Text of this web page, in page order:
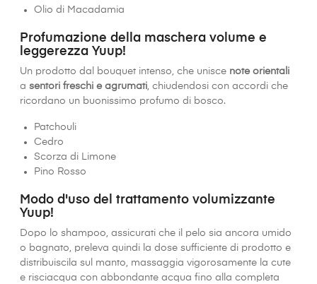
Olio di Macadamia
Profumazione della maschera volume e
leggerezza Yuup!
Un prodotto dal bouquet intenso, che unisce note orientali
a sentori freschi e agrumati, chiudendosi con accordi che
ricordano un buonissimo profumo di bosco.
Patchouli
Cedro
Scorza di Limone
Pino Rosso
Modo d'uso del trattamento volumizzante
Yuup!
Dopo lo shampoo, assicurati che il pelo sia ancora umido
o bagnato, preleva quindi la dose sufficiente di prodotto e
distribuiscila sul manto, massaggia vigorosamente la cute
e risciacqua con abbondante acqua fino alla completa